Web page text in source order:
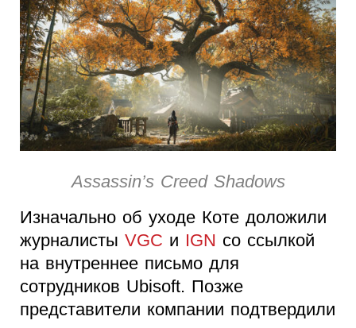
Assassin’s Creed Shadows
Изначально об уходе Коте доложили
журналисты VGC и IGN со ссылкой
на внутреннее письмо для
сотрудников Ubisoft. Позже
представители компании подтвердили